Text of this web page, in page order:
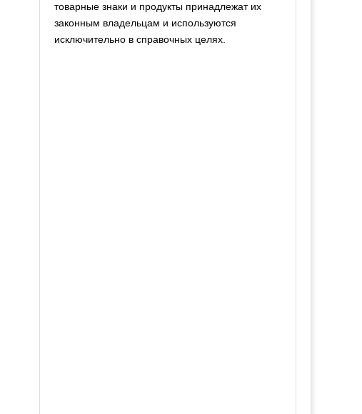
товарные знаки и продукты принадлежат их
законным владельцам и используются
исключительно в справочных целях.